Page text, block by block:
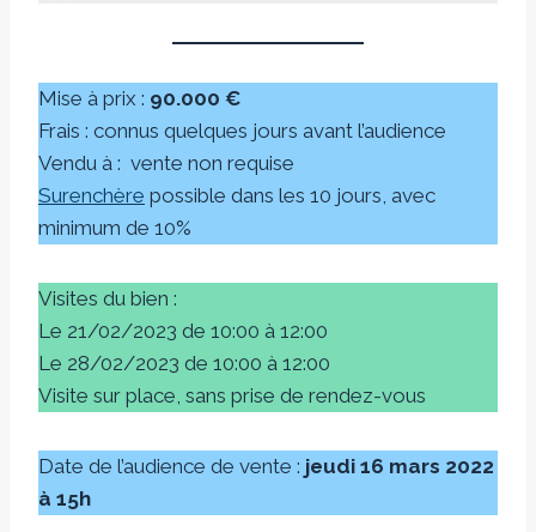
Mise à prix : 90.000 €
Frais : connus quelques jours avant l’audience
Vendu à : vente non requise
Surenchère possible dans les 10 jours, avec
minimum de 10%
Visites du bien :
Le 21/02/2023 de 10:00 à 12:00
Le 28/02/2023 de 10:00 à 12:00
Visite sur place, sans prise de rendez-vous
Date de l’audience de vente : jeudi 16 mars 2022
à 15h